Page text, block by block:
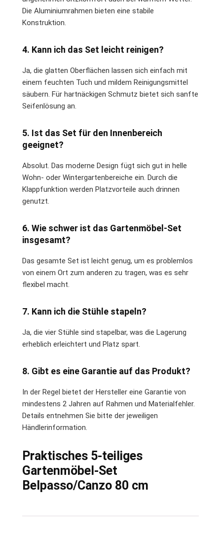
Die Aluminiumrahmen bieten eine stabile
Konstruktion.
4. Kann ich das Set leicht reinigen?
Ja, die glatten Oberflächen lassen sich einfach mit
einem feuchten Tuch und mildem Reinigungsmittel
säubern. Für hartnäckigen Schmutz bietet sich sanfte
Seifenlösung an.
5. Ist das Set für den Innenbereich
geeignet?
Absolut. Das moderne Design fügt sich gut in helle
Wohn- oder Wintergartenbereiche ein. Durch die
Klappfunktion werden Platzvorteile auch drinnen
genutzt.
6. Wie schwer ist das Gartenmöbel-Set
insgesamt?
Das gesamte Set ist leicht genug, um es problemlos
von einem Ort zum anderen zu tragen, was es sehr
flexibel macht.
7. Kann ich die Stühle stapeln?
Ja, die vier Stühle sind stapelbar, was die Lagerung
erheblich erleichtert und Platz spart.
8. Gibt es eine Garantie auf das Produkt?
In der Regel bietet der Hersteller eine Garantie von
mindestens 2 Jahren auf Rahmen und Materialfehler.
Details entnehmen Sie bitte der jeweiligen
Händlerinformation.
Praktisches 5-teiliges
Gartenmöbel-Set
Belpasso/Canzo 80 cm